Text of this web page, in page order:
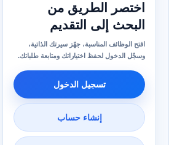
اختصر الطريق من
البحث إلى التقديم
افتح الوظائف المناسبة، جهّز سيرتك الذاتية،
وسجّل الدخول لحفظ اختياراتك ومتابعة طلباتك.
تسجيل الدخول
إنشاء حساب